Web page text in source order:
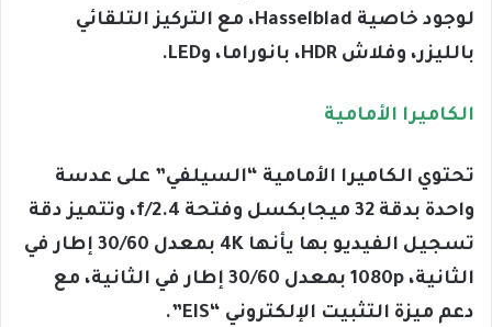
لوجود خاصية Hasselblad، مع التركيز التلقائي
بالليزر، وفلاش HDR، بانوراما، وLED.
الكاميرا الأمامية
تحتوي الكاميرا الأمامية “السيلفي” على عدسة
واحدة بدقة 32 ميجابكسل وفتحة f/2.4، وتتميز دقة
تسجيل الفيديو بها يأنها 4K بمعدل 30/60 إطار في
الثانية، 1080p بمعدل 30/60 إطار في الثانية، مع
دعم ميزة التثبيت الإلكتروني “EIS”.